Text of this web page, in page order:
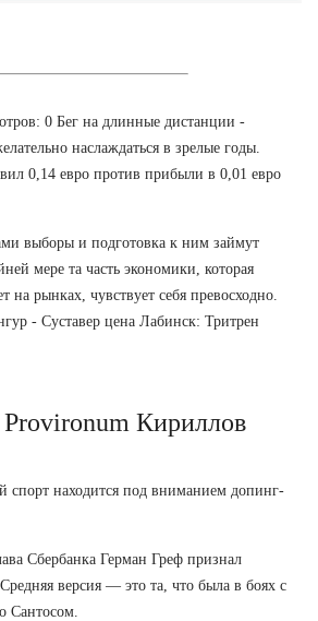
0 Бег на длинные дистанции -
наслаждаться в зрелые годы.
0,14 евро против прибыли в 0,01 евро
выборы и подготовка к ним займут
мере та часть экономики, которая
на рынках, чувствует себя превосходно.
- Суставер цена Лабинск: Тритрен
Provironum Кириллов
спорт находится под вниманием допинг-
Сбербанка Герман Греф признал
версия — это та, что была в боях с
Сантосом.